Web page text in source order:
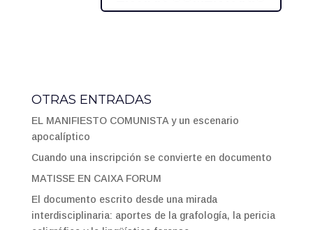
OTRAS ENTRADAS
EL MANIFIESTO COMUNISTA y un escenario
apocalíptico
Cuando una inscripción se convierte en documento
MATISSE EN CAIXA FORUM
El documento escrito desde una mirada
interdisciplinaria: aportes de la grafología, la pericia